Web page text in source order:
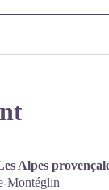
Alpes
Montéglin